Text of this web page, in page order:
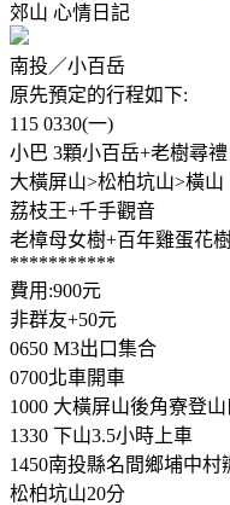
郊山 心情日記
南投／小百岳
原先預定的行程如下:
115 0330(一)
小巴 3顆小百岳+老樹尋禮
大橫屏山>松柏坑山>橫山
荔枝王+千手觀音
老樟母女樹+百年雞蛋花
***********
費用:900元
非群友+50元
0650 M3出口集合
0700北車開車
1000 大橫屏山後角寮登
1330 下山3.5小時上車
1450南投縣名間鄉埔中
松柏坑山20分